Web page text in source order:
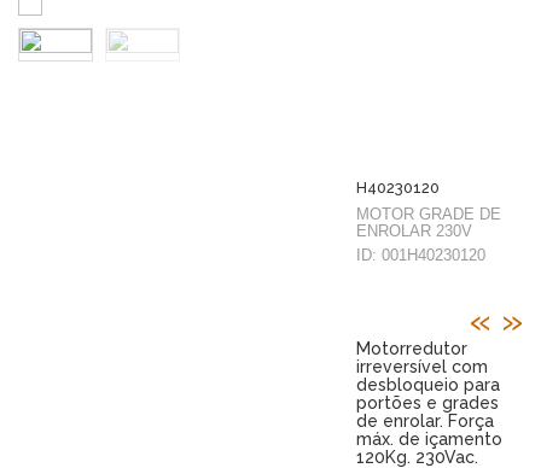
H40230120
MOTOR GRADE DE
ENROLAR 230V
ID: 001H40230120
« »
Motorredutor
irreversível com
desbloqueio para
portões e grades
de enrolar. Força
máx. de içamento
120Kg. 230Vac.